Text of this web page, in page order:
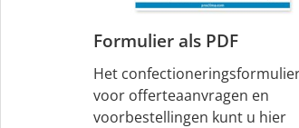
Formulier als PDF
Het
voor offerteaanvragen en
voorbestellingen kunt u hier